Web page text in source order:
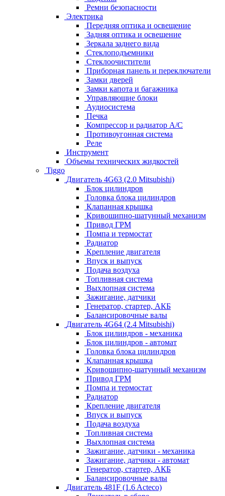
Ремни безопасности
Электрика
Передняя оптика и освещение
Задняя оптика и освещение
Зеркала заднего вида
Стеклоподъемники
Стеклоочистители
Приборная панель и переключатели
Замки дверей
Замки капота и багажника
Управляющие блоки
Аудиосистема
Печка
Компрессор и радиатор А/C
Противоугонная система
Реле
Инструмент
Объемы технических жидкостей
Tiggo
Двигатель 4G63 (2.0 Mitsubishi)
Блок цилиндров
Головка блока цилиндров
Клапанная крышка
Кривошипно-шатунный механизм
Привод ГРМ
Помпа и термостат
Радиатор
Крепление двигателя
Впуск и выпуск
Подача воздуха
Топливная система
Выхлопная система
Зажигание, датчики
Генератор, стартер, АКБ
Балансировочные валы
Двигатель 4G64 (2.4 Mitsubishi)
Блок цилиндров - механика
Блок цилиндров - автомат
Головка блока цилиндров
Клапанная крышка
Кривошипно-шатунный механизм
Привод ГРМ
Помпа и термостат
Радиатор
Крепление двигателя
Впуск и выпуск
Подача воздуха
Топливная система
Выхлопная система
Зажигание, датчики - механика
Зажигание, датчики - автомат
Генератор, стартер, АКБ
Балансировочные валы
Двигатель 481F (1.6 Acteco)